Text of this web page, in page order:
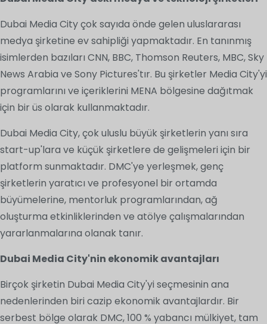
Dubai Media City çok sayıda önde gelen uluslararası
medya şirketine ev sahipliği yapmaktadır. En tanınmış
isimlerden bazıları CNN, BBC, Thomson Reuters, MBC, Sky
News Arabia ve Sony Pictures'tır. Bu şirketler Media City'yi
programlarını ve içeriklerini MENA bölgesine dağıtmak
için bir üs olarak kullanmaktadır.
Dubai Media City, çok uluslu büyük şirketlerin yanı sıra
start-up'lara ve küçük şirketlere de gelişmeleri için bir
platform sunmaktadır. DMC'ye yerleşmek, genç
şirketlerin yaratıcı ve profesyonel bir ortamda
büyümelerine, mentorluk programlarından, ağ
oluşturma etkinliklerinden ve atölye çalışmalarından
yararlanmalarına olanak tanır.
Dubai Media City'nin ekonomik avantajları
Birçok şirketin Dubai Media City'yi seçmesinin ana
nedenlerinden biri cazip ekonomik avantajlardır. Bir
serbest bölge olarak DMC, 100 % yabancı mülkiyet, tam